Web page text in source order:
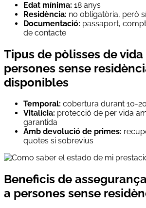
Edat mínima: 18 anys
Residència: no obligatòria, però
Documentació: passaport,
de contacte
Tipus de pòlisses de vida
persones sense
disponibles
Temporal: cobertura durant 10-
Vitalícia: protecció de per vida
garantida
Amb devolució de primes:
quotes si sobrevius
Beneficis de
a persones sense